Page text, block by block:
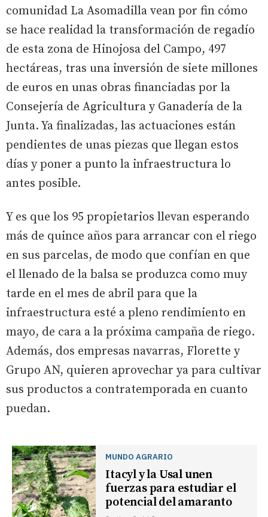
comunidad La Asomadilla vean por fin cómo
se hace realidad la transformación de regadío
de esta zona de Hinojosa del Campo, 497
hectáreas, tras una inversión de siete millones
de euros en unas obras financiadas por la
Consejería de Agricultura y Ganadería de la
Junta. Ya finalizadas, las actuaciones están
pendientes de unas piezas que llegan estos
días y poner a punto la infraestructura lo
antes posible.
Y es que los 95 propietarios llevan esperando
más de quince años para arrancar con el riego
en sus parcelas, de modo que confían en que
el llenado de la balsa se produzca como muy
tarde en el mes de abril para que la
infraestructura esté a pleno rendimiento en
mayo, de cara a la próxima campaña de riego.
Además, dos empresas navarras, Florette y
Grupo AN, quieren aprovechar ya para cultivar
sus productos a contratemporada en cuanto
puedan.
MUNDO AGRARIO
Itacyl y la Usal unen
fuerzas para estudiar el
potencial del amaranto